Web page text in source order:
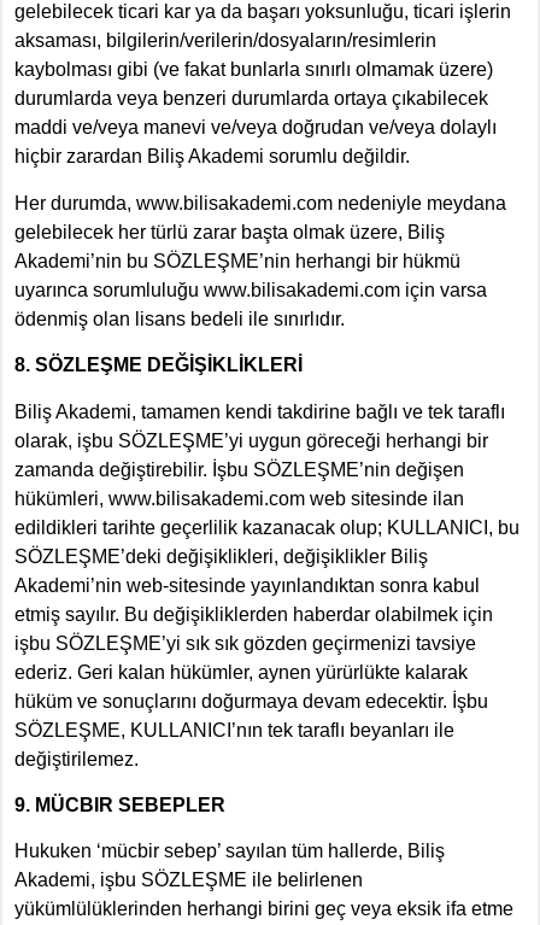
gelebilecek ticari kar ya da başarı yoksunluğu, ticari işlerin
aksaması, bilgilerin/verilerin/dosyaların/resimlerin
kaybolması gibi (ve fakat bunlarla sınırlı olmamak üzere)
durumlarda veya benzeri durumlarda ortaya çıkabilecek
maddi ve/veya manevi ve/veya doğrudan ve/veya dolaylı
hiçbir zarardan Biliş Akademi sorumlu değildir.
Her durumda, www.bilisakademi.com nedeniyle meydana
gelebilecek her türlü zarar başta olmak üzere, Biliş
Akademi’nin bu SÖZLEŞME’nin herhangi bir hükmü
uyarınca sorumluluğu www.bilisakademi.com için varsa
ödenmiş olan lisans bedeli ile sınırlıdır.
8. SÖZLEŞME DEĞİŞİKLİKLERİ
Biliş Akademi, tamamen kendi takdirine bağlı ve tek taraflı
olarak, işbu SÖZLEŞME’yi uygun göreceği herhangi bir
zamanda değiştirebilir. İşbu SÖZLEŞME’nin değişen
hükümleri, www.bilisakademi.com web sitesinde ilan
edildikleri tarihte geçerlilik kazanacak olup; KULLANICI, bu
SÖZLEŞME’deki değişiklikleri, değişiklikler Biliş
Akademi’nin web-sitesinde yayınlandıktan sonra kabul
etmiş sayılır. Bu değişikliklerden haberdar olabilmek için
işbu SÖZLEŞME’yi sık sık gözden geçirmenizi tavsiye
ederiz. Geri kalan hükümler, aynen yürürlükte kalarak
hüküm ve sonuçlarını doğurmaya devam edecektir. İşbu
SÖZLEŞME, KULLANICI’nın tek taraflı beyanları ile
değiştirilemez.
9. MÜCBIR SEBEPLER
Hukuken ‘mücbir sebep’ sayılan tüm hallerde, Biliş
Akademi, işbu SÖZLEŞME ile belirlenen
yükümlülüklerinden herhangi birini geç veya eksik ifa etme